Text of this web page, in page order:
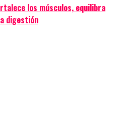
los músculos, equilibra
digestión